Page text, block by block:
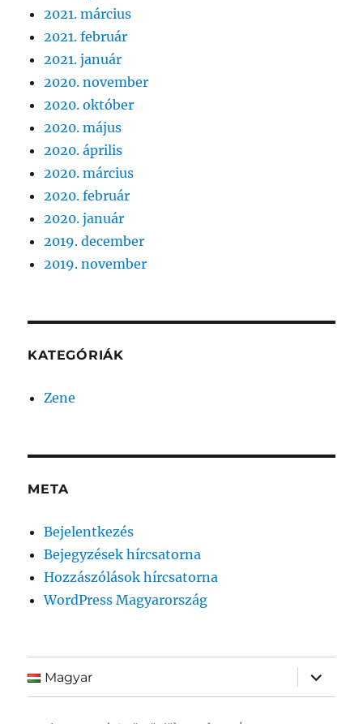
2021. március
2021. február
2021. január
2020. november
2020. október
2020. május
2020. április
2020. március
2020. február
2020. január
2019. december
2019. november
KATEGÓRIÁK
Zene
META
Bejelentkezés
Bejegyzések hírcsatorna
Hozzászólások hírcsatorna
WordPress Magyarország
Magyar
almenü